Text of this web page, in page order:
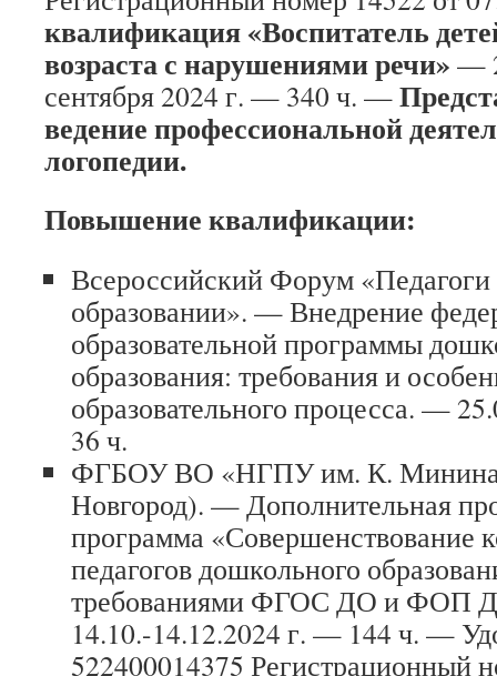
квалификация «Воспитатель
возраста с нарушениями речи» —
сентября 2024 г. — 340 ч. —
ведение профессиональной
логопедии.
Повышение квалификации:
Всероссийский Форум
образовании». — Внедрение
образовательной программы
образования: требования и
образовательного процесса. —
36 ч.
ФГБОУ ВО «НГПУ им. К.
Новгород). — Дополнительная
программа «Совершенствование
педагогов дошкольного
требованиями ФГОС ДО и ФОП
14.10.-14.12.2024 г. — 144 ч. —
522400014375 Регистрационный